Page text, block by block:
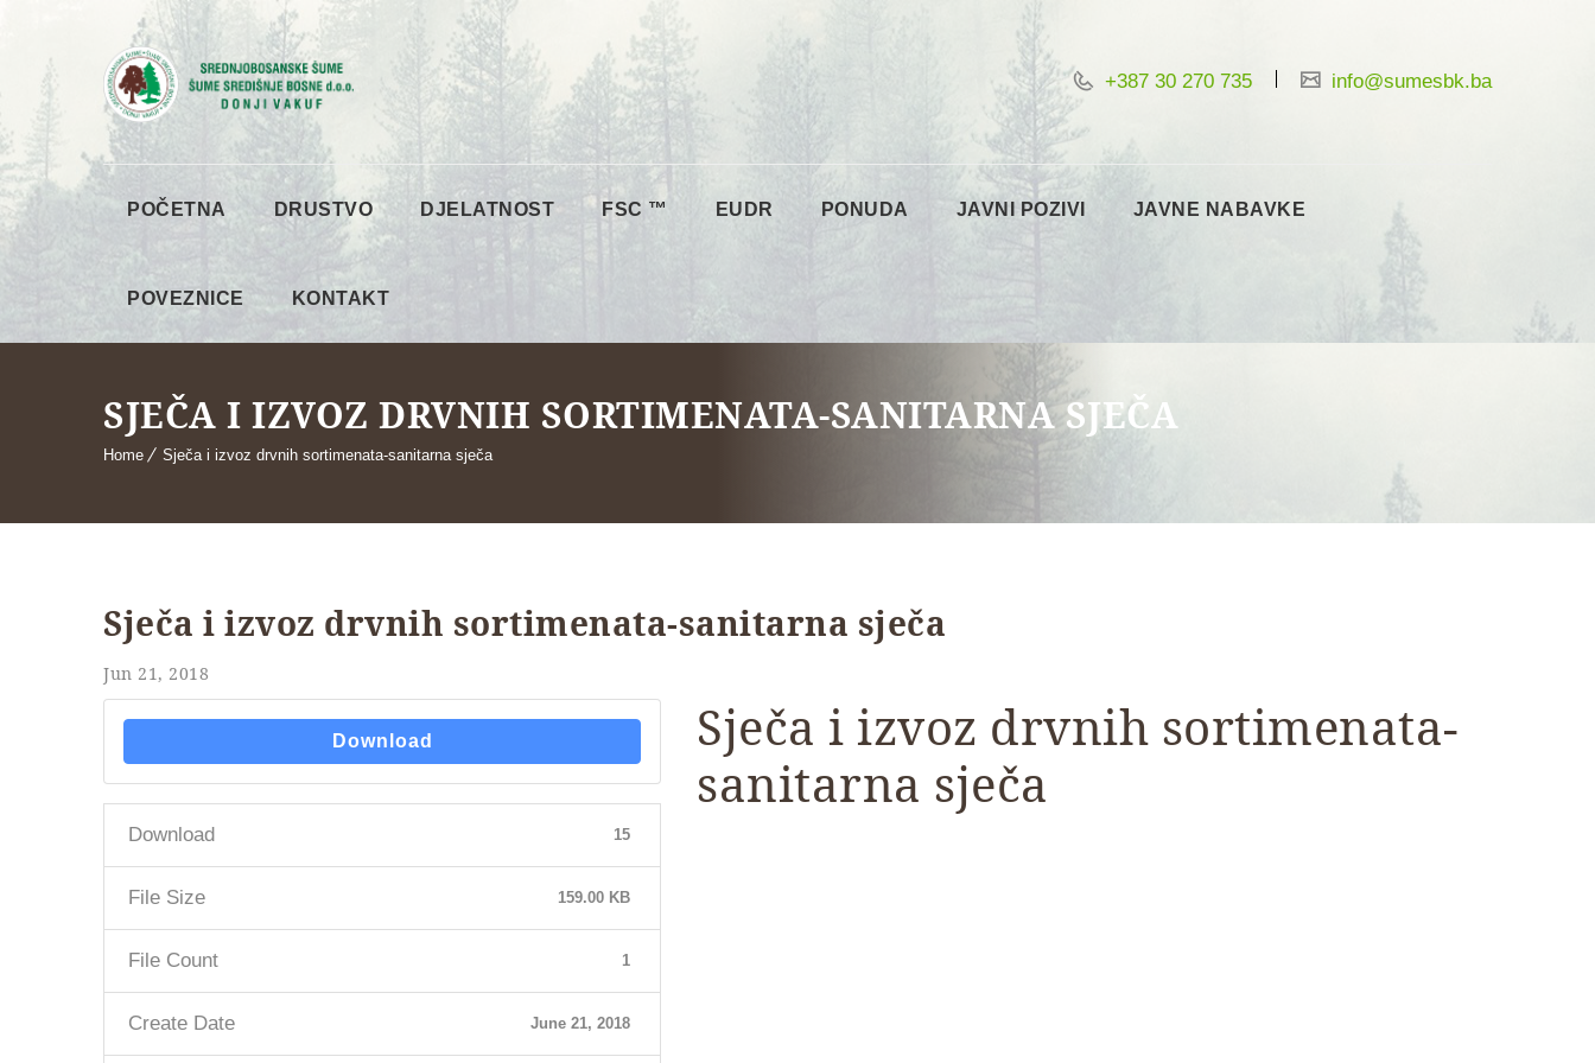
+387 30 270 735 info@sumesbk.ba
POČETNA DRUSTVO DJELATNOST FSC ™ EUDR PONUDA JAVNI POZIVI JAVNE NABAVKE
POVEZNICE KONTAKT
SJEČA I IZVOZ DRVNIH SORTIMENATA-SANITARNA SJEČA
Home Sječa i izvoz drvnih sortimenata-sanitarna sječa
Sječa i izvoz drvnih sortimenata-sanitarna sječa
Jun 21, 2018
Download
Download 15
File Size 159.00 KB
File Count 1
Create Date June 21, 2018
Sječa i izvoz drvnih sortimenata-
sanitarna sječa